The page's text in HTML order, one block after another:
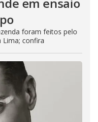
foram feitos pelo
Lima; confira